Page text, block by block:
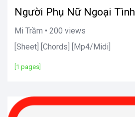
Người Phụ Nữ Ngoại Tình
Mi Trầm • 200 views
[Sheet] [Chords] [Mp4/Midi]
[1 pages]